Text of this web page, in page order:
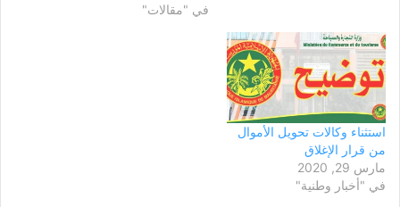
أن الحملة سستواصل للتأكد
من احترام العاملين في القطاع
لمضمون…
في "مقالات"
استثناء وكالات تحويل الأموال
من قرار الإغلاق
مارس 29, 2020
في "أخبار وطنية"